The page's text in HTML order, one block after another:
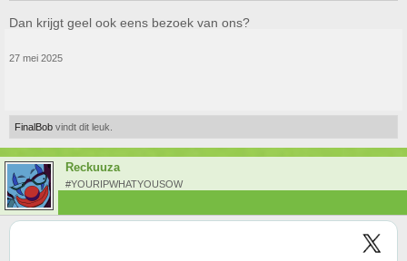
Dan krijgt geel ook eens bezoek van ons?
27 mei 2025
FinalBob vindt dit leuk.
Reckuuza
#YOURIPWHATYOUSOW